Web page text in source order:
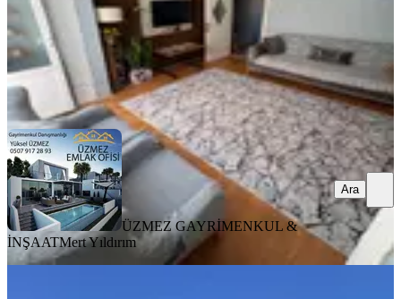
ÜZMEZ GAYRİMENKUL & İNŞAATMert Yıldırım
Ara
ÜZMEZ GAYRİMENKUL &
İNŞAATMert Yıldırım
Ara